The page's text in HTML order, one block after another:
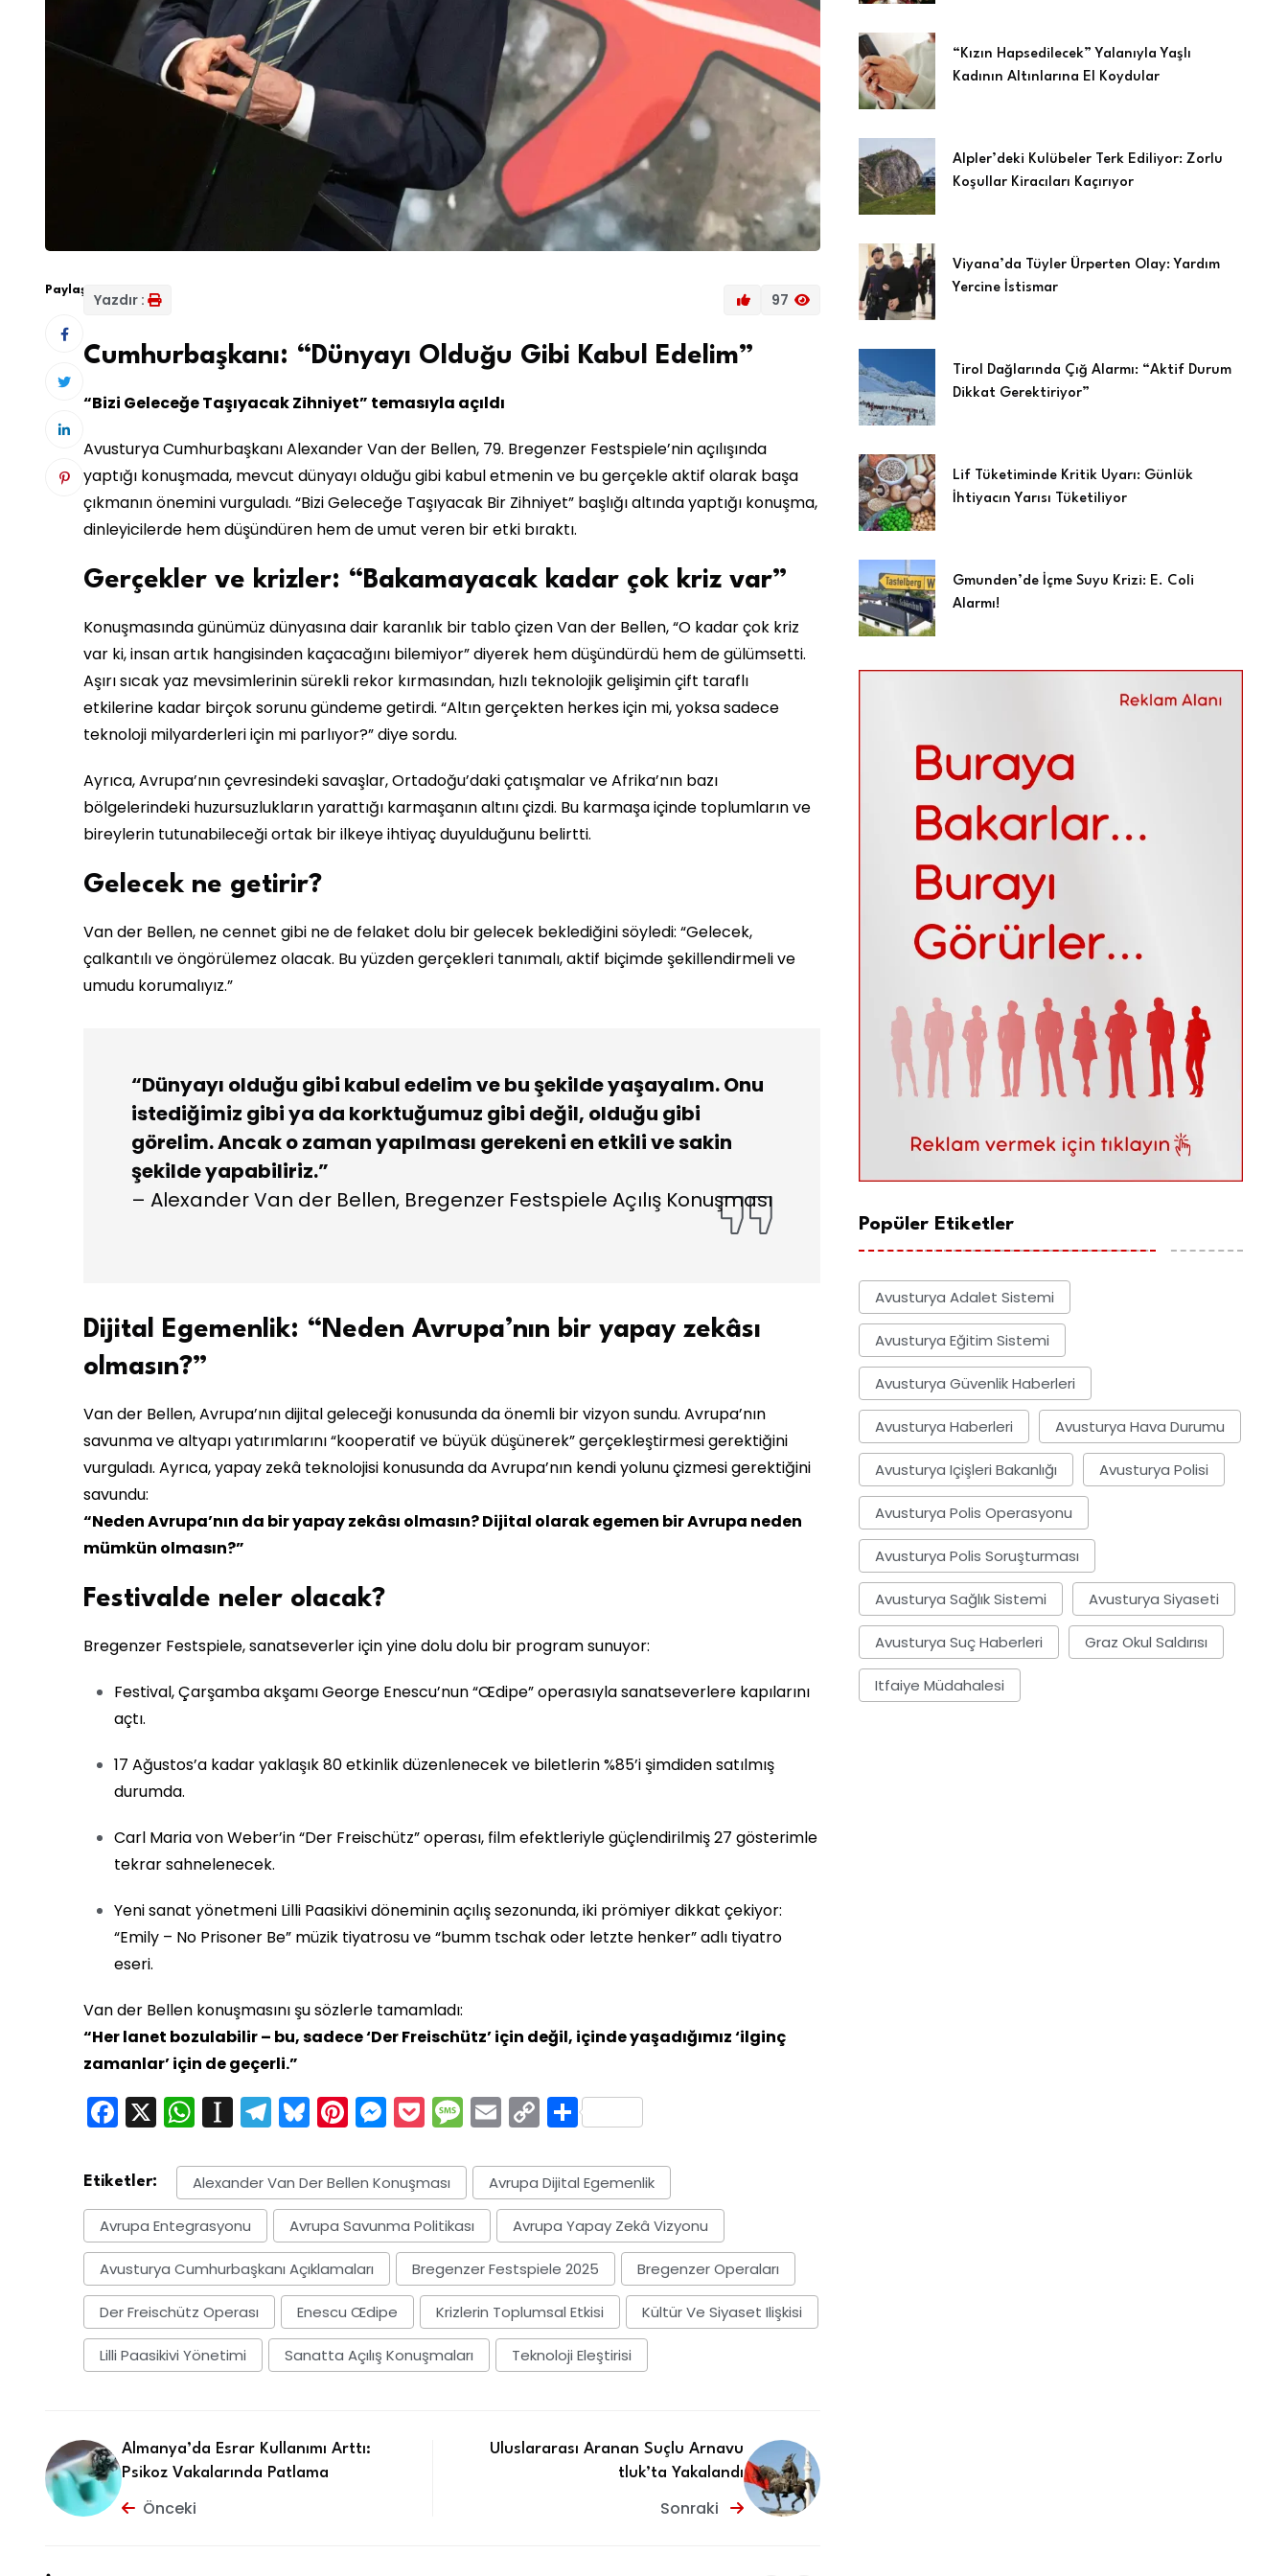
Paylaş:
Yazdır : 97
Cumhurbaşkanı: “Dünyayı Olduğu Gibi Kabul Edelim”
“Bizi Geleceğe Taşıyacak Zihniyet” temasıyla açıldı
Avusturya Cumhurbaşkanı Alexander Van der Bellen, 79. Bregenzer Festspiele’nin açılışında
yaptığı konuşmada, mevcut dünyayı olduğu gibi kabul etmenin ve bu gerçekle aktif olarak başa
çıkmanın önemini vurguladı. “Bizi Geleceğe Taşıyacak Bir Zihniyet” başlığı altında yaptığı konuşma,
dinleyicilerde hem düşündüren hem de umut veren bir etki bıraktı.
Gerçekler ve krizler: “Bakamayacak kadar çok kriz var”
Konuşmasında günümüz dünyasına dair karanlık bir tablo çizen Van der Bellen, “O kadar çok kriz
var ki, insan artık hangisinden kaçacağını bilemiyor” diyerek hem düşündürdü hem de gülümsetti.
Aşırı sıcak yaz mevsimlerinin sürekli rekor kırmasından, hızlı teknolojik gelişimin çift taraflı
etkilerine kadar birçok sorunu gündeme getirdi. “Altın gerçekten herkes için mi, yoksa sadece
teknoloji milyarderleri için mi parlıyor?” diye sordu.
Ayrıca, Avrupa’nın çevresindeki savaşlar, Ortadoğu’daki çatışmalar ve Afrika’nın bazı
bölgelerindeki huzursuzlukların yarattığı karmaşanın altını çizdi. Bu karmaşa içinde toplumların ve
bireylerin tutunabileceği ortak bir ilkeye ihtiyaç duyulduğunu belirtti.
Gelecek ne getirir?
Van der Bellen, ne cennet gibi ne de felaket dolu bir gelecek beklediğini söyledi: “Gelecek,
çalkantılı ve öngörülemez olacak. Bu yüzden gerçekleri tanımalı, aktif biçimde şekillendirmeli ve
umudu korumalıyız.”
“Dünyayı olduğu gibi kabul edelim ve bu şekilde yaşayalım. Onu
istediğimiz gibi ya da korktuğumuz gibi değil, olduğu gibi
görelim. Ancak o zaman yapılması gerekeni en etkili ve sakin
şekilde yapabiliriz.”
– Alexander Van der Bellen, Bregenzer Festspiele Açılış Konuşması
Dijital Egemenlik: “Neden Avrupa’nın bir yapay zekâsı
olmasın?”
Van der Bellen, Avrupa’nın dijital geleceği konusunda da önemli bir vizyon sundu. Avrupa’nın
savunma ve altyapı yatırımlarını “kooperatif ve büyük düşünerek” gerçekleştirmesi gerektiğini
vurguladı. Ayrıca, yapay zekâ teknolojisi konusunda da Avrupa’nın kendi yolunu çizmesi gerektiğini
savundu:
“Neden Avrupa’nın da bir yapay zekâsı olmasın? Dijital olarak egemen bir Avrupa neden
mümkün olmasın?”
Festivalde neler olacak?
Bregenzer Festspiele, sanatseverler için yine dolu dolu bir program sunuyor:
Festival, Çarşamba akşamı George Enescu’nun “Œdipe” operasıyla sanatseverlere kapılarını
açtı.
17 Ağustos’a kadar yaklaşık 80 etkinlik düzenlenecek ve biletlerin %85’i şimdiden satılmış
durumda.
Carl Maria von Weber’in “Der Freischütz” operası, film efektleriyle güçlendirilmiş 27 gösterimle
tekrar sahnelenecek.
Yeni sanat yönetmeni Lilli Paasikivi döneminin açılış sezonunda, iki prömiyer dikkat çekiyor:
“Emily – No Prisoner Be” müzik tiyatrosu ve “bumm tschak oder letzte henker” adlı tiyatro
eseri.
Van der Bellen konuşmasını şu sözlerle tamamladı:
“Her lanet bozulabilir – bu, sadece ‘Der Freischütz’ için değil, içinde yaşadığımız ‘ilginç
zamanlar’ için de geçerli.”
Facebook
X WhatsApp
Instapaper
Telegram
Bluesky
Pinterest
Messenger
Pocket
Message
EmailCopy
Share
Etiketler: Alexander Van Der Bellen Konuşması Avrupa Dijital Egemenlik
Avrupa Entegrasyonu Avrupa Savunma Politikası Avrupa Yapay Zekâ Vizyonu
Avusturya Cumhurbaşkanı Açıklamaları Bregenzer Festspiele 2025 Bregenzer Operaları
Der Freischütz Operası Enescu Œdipe Krizlerin Toplumsal Etkisi Kültür Ve Siyaset Ilişkisi
Lilli Paasikivi Yönetimi Sanatta Açılış Konuşmaları Teknoloji Eleştirisi
Almanya’da Esrar Kullanımı Arttı:
Psikoz Vakalarında Patlama
Önceki
Uluslararası Aranan Suçlu Arnavu
tluk’ta Yakalandı
Sonraki
“Kızın Hapsedilecek” Yalanıyla Yaşlı
Kadının Altınlarına El Koydular
Alpler’deki Kulübeler Terk Ediliyor: Zorlu
Koşullar Kiracıları Kaçırıyor
Viyana’da Tüyler Ürperten Olay: Yardım
Yercine İstismar
Tirol Dağlarında Çığ Alarmı: “Aktif Durum
Dikkat Gerektiriyor”
Lif Tüketiminde Kritik Uyarı: Günlük
İhtiyacın Yarısı Tüketiliyor
Gmunden’de İçme Suyu Krizi: E. Coli
Alarmı!
Popüler Etiketler
Avusturya Adalet Sistemi
Avusturya Eğitim Sistemi
Avusturya Güvenlik Haberleri
Avusturya Haberleri Avusturya Hava Durumu
Avusturya Içişleri Bakanlığı Avusturya Polisi
Avusturya Polis Operasyonu
Avusturya Polis Soruşturması
Avusturya Sağlık Sistemi Avusturya Siyaseti
Avusturya Suç Haberleri Graz Okul Saldırısı
Itfaiye Müdahalesi